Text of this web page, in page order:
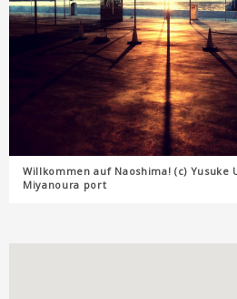
Willkommen auf Naoshima! (c) Yusuke
Miyanoura port